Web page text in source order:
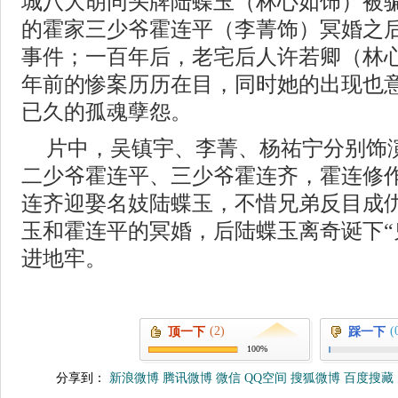
的霍家三少爷霍连平（李菁饰）冥婚之
事件；一百年后，老宅后人许若卿（林
年前的惨案历历在目，同时她的出现也
已久的孤魂孽怨。
片中，吴镇宇、李菁、杨祐宁分别饰
二少爷霍连平、三少爷霍连齐，霍连修
连齐迎娶名妓陆蝶玉，不惜兄弟反目成
玉和霍连平的冥婚，后陆蝶玉离奇诞下
进地牢。
顶一下 (2)
100%
踩一下
分享到： 新浪微博 腾讯微博 微信 QQ空间 搜狐微博 百度搜藏